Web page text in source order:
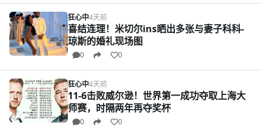
狂心中4天前
喜结连理！米切尔ins晒出多张与妻子科科-
琼斯的婚礼现场图
0 0
狂心中4天前
11-6击败威尔逊！世界第一成功夺取上海大
师赛，时隔两年再夺奖杯
0 0